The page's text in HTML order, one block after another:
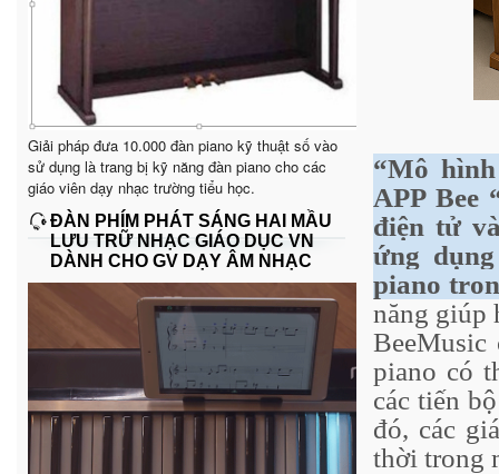
Giải pháp đưa 10.000 đàn piano kỹ thuật số vào
sử dụng là trang bị kỹ năng đàn piano cho các
giáo viên dạy nhạc trường tiểu học.
ĐÀN PHÍM PHÁT SÁNG HAI MẦU
LƯU TRỮ NHẠC GIÁO DỤC VN
DÀNH CHO GV DẠY ÂM NHẠC
“Mô
APP Bee
điện tử
ứng
piano
năng giúp
BeeMusic
piano có
các tiến
đó, các
thời trong